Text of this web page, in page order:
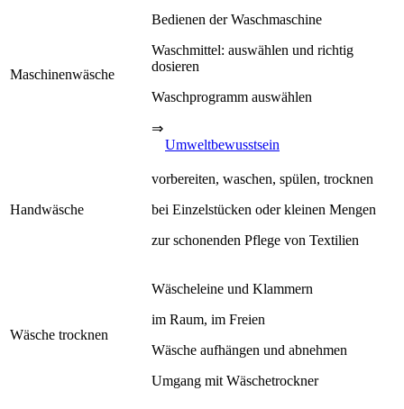
Maschinenwäsche
Bedienen der Waschmaschine
Waschmittel: auswählen und richtig
dosieren
Waschprogramm auswählen
⇒
Umweltbewusstsein
Handwäsche
vorbereiten, waschen, spülen, trocknen
bei Einzelstücken oder kleinen Mengen
zur schonenden Pflege von Textilien
Wäsche trocknen
Wäscheleine und Klammern
im Raum, im Freien
Wäsche aufhängen und abnehmen
Umgang mit Wäschetrockner